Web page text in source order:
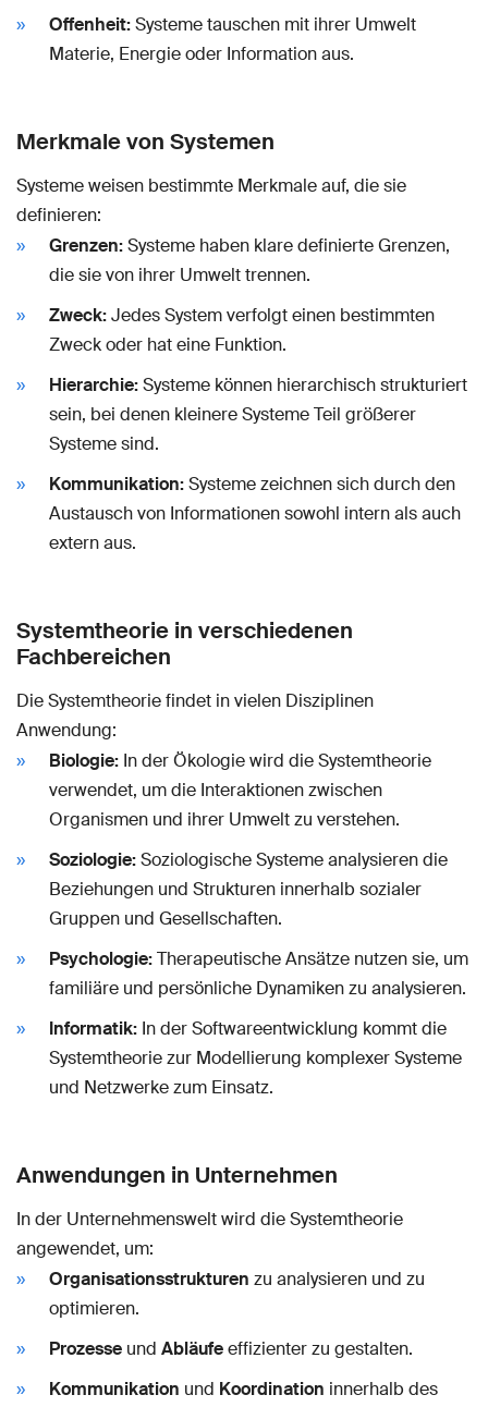
Offenheit:Systeme tauschen mit ihrer Umwelt
Materie, Energie oder Information aus.
Merkmale von Systemen
Systeme weisen bestimmte Merkmale auf, die sie
definieren:
Grenzen:Systeme haben klare definierte Grenzen,
die sie von ihrer Umwelt trennen.
Zweck:Jedes System verfolgt einen bestimmten
Zweck oder hat eine Funktion.
Hierarchie:Systeme können hierarchisch strukturiert
sein, bei denen kleinere Systeme Teil größerer
Systeme sind.
Kommunikation:Systeme zeichnen sich durch den
Austausch von Informationen sowohl intern als auch
extern aus.
Systemtheorie in verschiedenen
Fachbereichen
Die Systemtheorie findet in vielen Disziplinen
Anwendung:
Biologie: In der Ökologie wird die Systemtheorie
verwendet, um die Interaktionen zwischen
Organismen und ihrer Umwelt zu verstehen.
Soziologie:Soziologische Systeme analysieren die
Beziehungen und Strukturen innerhalb sozialer
Gruppen und Gesellschaften.
Psychologie:Therapeutische Ansätze nutzen sie, um
familiäre und persönliche Dynamiken zu analysieren.
Informatik: In der Softwareentwicklung kommt die
Systemtheorie zur Modellierung komplexer Systeme
und Netzwerke zum Einsatz.
Anwendungen in Unternehmen
In der Unternehmenswelt wird die Systemtheorie
angewendet, um:
Organisationsstrukturen zu analysieren und zu
optimieren.
Prozesse und Abläufeeffizienter zu gestalten.
Kommunikation und Koordination innerhalb des